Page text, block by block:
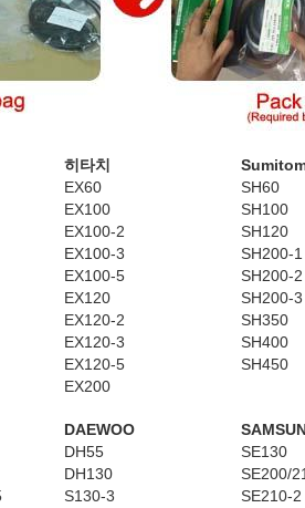
히타치
EX60
SH60
EX100
SH100
EX100-2
SH120
EX100-3
SH200-1
EX100-5
SH200-2
EX120
SH200-3
EX120-2
SH350
EX120-3
SH400
EX120-5
SH450
EX200
DAEWOO
DH55
SE130
DH130
SE200/
S130-3
SE210-2